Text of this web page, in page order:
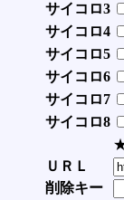
サイコロ3
サイコロ4
サイコロ5
サイコロ6
サイコロ7
サイコロ8
ＵＲＬ
削除キー